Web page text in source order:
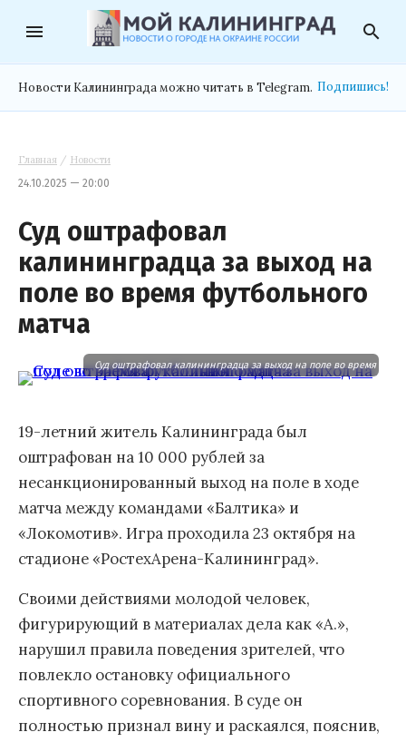
menu search
Новости Калининграда можно читать в Telegram. Подпишись!
Главная / Новости
24.10.2025 — 20:00
Суд оштрафовал
калининградца за выход на
поле во время футбольного
матча
Суд оштрафовал калининградца за выход на поле во время
19-летний житель Калининграда был
оштрафован на 10 000 рублей за
несанкционированный выход на поле в ходе
матча между командами «Балтика» и
«Локомотив». Игра проходила 23 октября на
стадионе «РостехАрена-Калининград».
Своими действиями молодой человек,
фигурирующий в материалах дела как «А.»,
нарушил правила поведения зрителей, что
повлекло остановку официального
спортивного соревнования. В суде он
полностью признал вину и раскаялся, пояснив,